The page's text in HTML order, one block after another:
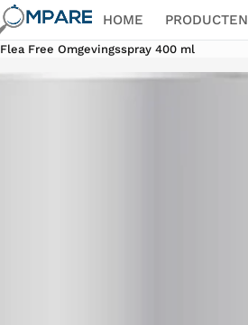
HOME PRODUCTEN
Flea Free Omgevingsspray 400 ml